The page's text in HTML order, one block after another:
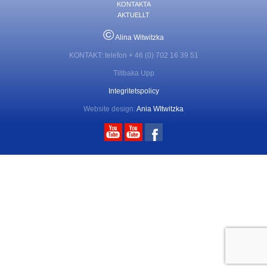
KONTAKTA
AKTUELLT
©Alina Witwitzka
KONTAKT: telefon + 46 (0) 702 16 39 51
Tillbaka Upp
Integritetspolicy
Website design:Ania WItwitzka